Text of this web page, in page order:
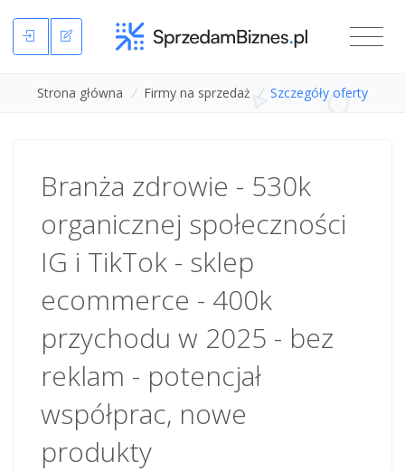
Strona główna / Firmy na sprzedaż / Szczegóły oferty
Branża zdrowie - 530k
organicznej społeczności
IG i TikTok - sklep
ecommerce - 400k
przychodu w 2025 - bez
reklam - potencjał
współprac, nowe
produkty